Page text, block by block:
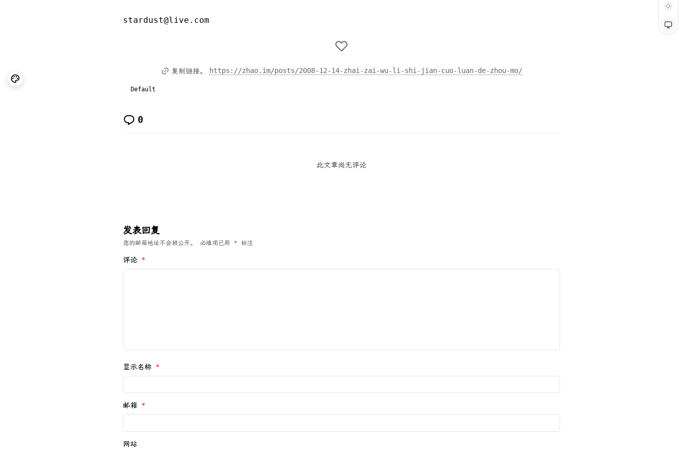
stardust@live.com
复制链接。 https://zhao.im/posts/2008-12-14-zhai-zai-wu-li-shi-jian-cuo-luan-de-zhou-mo/
Default
0
此文章尚无评论
发表回复
您的邮箱地址不会被公开。 必填项已用 * 标注
评论 *
显示名称 *
邮箱 *
网站